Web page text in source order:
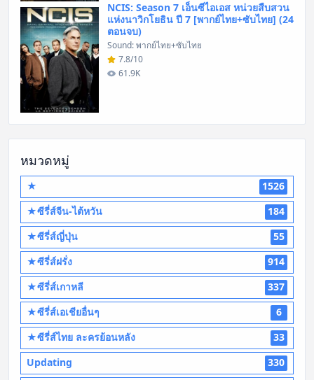
NCIS: Season 7 เอ็นซีไอเอส หน่วยสืบสวน
แห่งนาวิกโยธิน ปี 7 [พากย์ไทย+ซับไทย] (24
ตอนจบ)
Sound: พากย์ไทย+ซับไทย
7.8/10
61.9K
หมวดหมู่
★
1526
★ซีรี่ส์จีน-ไต้หวัน
184
★ซีรี่ส์ญี่ปุ่น
55
★ซีรี่ส์ฝรั่ง
914
★ซีรี่ส์เกาหลี
337
★ซีรี่ส์เอเชียอื่นๆ
6
★ซีรี่ส์ไทย ละครย้อนหลัง
33
Updating
330